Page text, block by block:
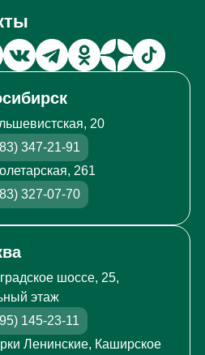
20
347-21-91
261
327-07-70
шоссе, 25,
этаж
145-23-11
Ленинские, Каширское